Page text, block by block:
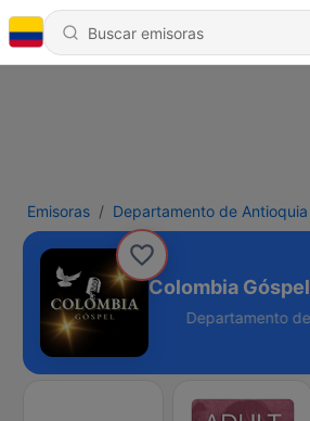
Emisoras Departamento de Antioquia
Colombia Góspel
- Online